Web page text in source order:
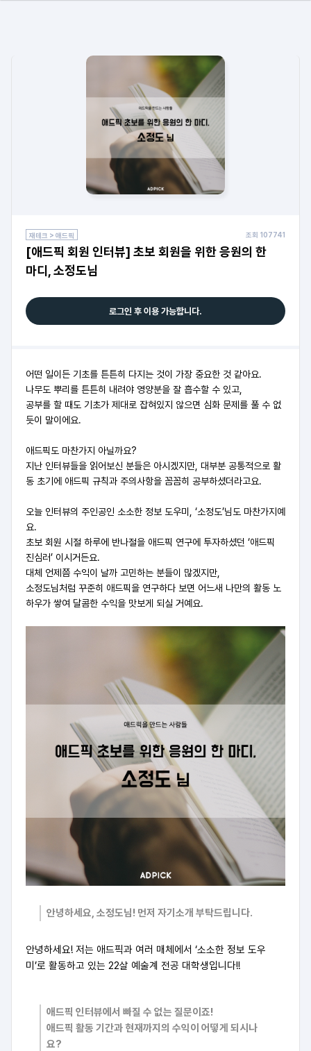
재테크 > 애드픽 조회 107741
[애드픽 회원 인터뷰] 초보 회원을 위한 응원의 한
마디, 소정도님
로그인 후 이용 가능합니다.
어떤 일이든 기초를 튼튼히 다지는 것이 가장 중요한 것 같아요.
나무도 뿌리를 튼튼히 내려야 영양분을 잘 흡수할 수 있고,
공부를 할 때도 기초가 제대로 잡혀있지 않으면 심화 문제를 풀 수 없
듯이 말이에요.
애드픽도 마찬가지 아닐까요?
지난 인터뷰들을 읽어보신 분들은 아시겠지만, 대부분 공통적으로 활
동 초기에 애드픽 규칙과 주의사항을 꼼꼼히 공부하셨더라고요.
오늘 인터뷰의 주인공인 소소한 정보 도우미, ‘소정도’님도 마찬가지예
요.
초보 회원 시절 하루에 반나절을 애드픽 연구에 투자하셨던 ‘애드픽
진심러’ 이시거든요.
대체 언제쯤 수익이 날까 고민하는 분들이 많겠지만,
소정도님처럼 꾸준히 애드픽을 연구하다 보면 어느새 나만의 활동 노
하우가 쌓여 달콤한 수익을 맛보게 되실 거예요.
안녕하세요, 소정도님! 먼저 자기소개 부탁드립니다.
안녕하세요! 저는 애드픽과 여러 매체에서 ‘소소한 정보 도우
미’로 활동하고 있는 22살 예술계 전공 대학생입니다!!
애드픽 인터뷰에서 빠질 수 없는 질문이죠!
애드픽 활동 기간과 현재까지의 수익이 어떻게 되시나
요?